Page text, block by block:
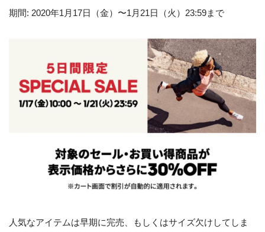
期間: 2020年1月17日（金）〜1月21日（火）23:59まで
人気なアイテムは早期に完売、もしくはサイズ欠けしてしま